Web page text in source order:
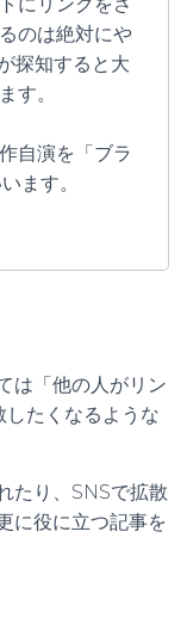
にリンクをさ
のは絶対にや
探知すると大
す。
自演を「ブラ
ます。
は「他の人がリン
たくなるような
たり、SNSで拡散
に役に立つ記事を